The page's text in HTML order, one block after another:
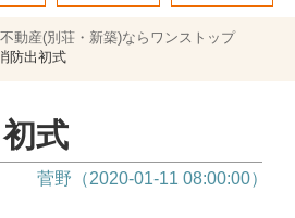
動産(別荘・新築)ならワンストップ
防出初式
式
菅野（2020-01-11 08:00:00）